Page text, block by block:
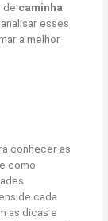
de caminha
esses
a melhor
conhecer as
e como
de cada
as dicas e